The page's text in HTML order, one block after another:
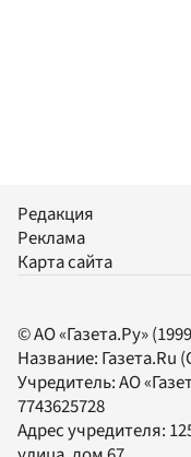
Редакция
Реклама
Карта сайта
© АО «Газета.Ру»
Название: Газета.Ru
Учредитель:АО
7743625728
Адрес учредителя: